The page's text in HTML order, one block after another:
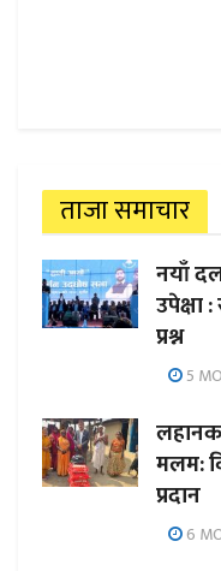
ताजा समाचार
नयाँ
उपेक्षा
प्रश्न
5
मलम:
प्रदान
6